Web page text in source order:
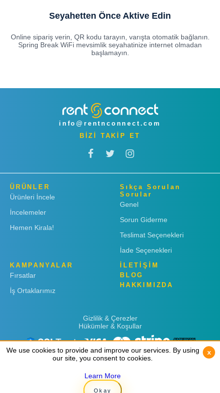
Seyahetten Önce Aktive Edin
Online sipariş verin, QR kodu tarayın, varışta otomatik bağlanın.
Spring Break WiFi mevsimlik seyahatinize internet olmadan
başlamayın.
info@rentnconnect.com
BİZİ TAKİP ET
ÜRÜNLER
Ürünleri İncele
İncelemeler
Hemen Kirala!
Sıkça Sorulan
Sorular
Genel
Sorun Giderme
Teslimat Seçenekleri
İade Seçenekleri
KAMPANYALAR
Fırsatlar
İş Ortaklarımız
İLETİŞİM
BLOG
HAKKIMIZDA
Gizlilik & Çerezler
Hükümler & Koşullar
Copyright © 2019 Rent 'n Connect
We use cookies to provide and improve our services. By using
our site, you consent to cookies.
Learn More
Okay
x
We use cookies to provide and improve our services. By using
our site, you consent to cookies.
Learn More
Okay
x